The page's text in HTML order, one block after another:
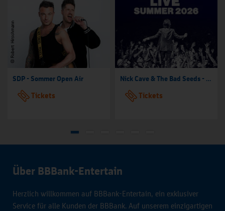
SDP - Sommer Open Air
Tickets
Nick Cave & The Bad Seeds - Tour 2026
Tickets
Über BBBank-Entertain
Herzlich willkommen auf BBBank-Entertain, ein exklusiver
Service für alle Kunden der BBBank. Auf unserem einzigartigen